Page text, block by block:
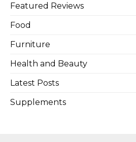
Featured Reviews
Food
Furniture
Health and Beauty
Latest Posts
Supplements